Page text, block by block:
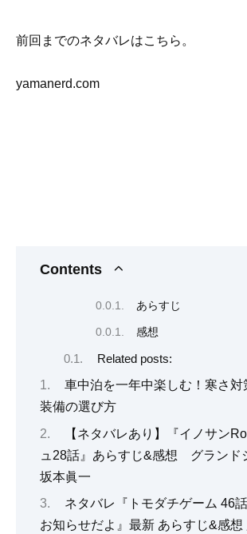
前回までのネタバレはこちら。
yamanerd.com
Contents
あらすじ
感想
Related posts:
車中泊を一年中楽しむ！寒さ対
装備の選び方
【ネタバレあり】『イノサン
ュ28話』あらすじ&感想 グラン
坂本眞一
ネタバレ『トモダチゲーム 46
お知らせだよ』最新 あらすじ&感想